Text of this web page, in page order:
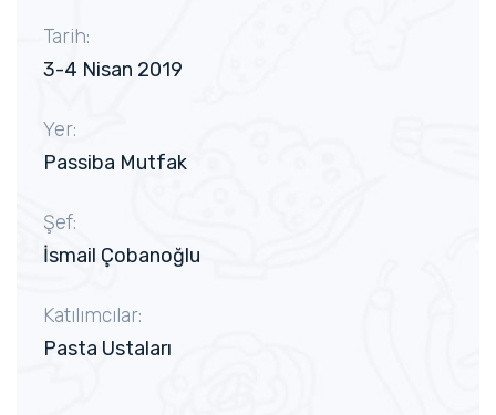
Tarih:
3-4 Nisan 2019
Yer:
Passiba Mutfak
Şef:
İsmail Çobanoğlu
Katılımcılar:
Pasta Ustaları